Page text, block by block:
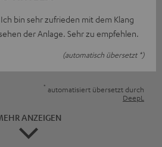
bin sehr zufrieden mit dem Klang
der Anlage. Sehr zu empfehlen.
(automatisch übersetzt *)
* automatisiert übersetzt durch
DeepL
ANZEIGEN